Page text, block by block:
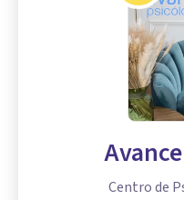
Centro de